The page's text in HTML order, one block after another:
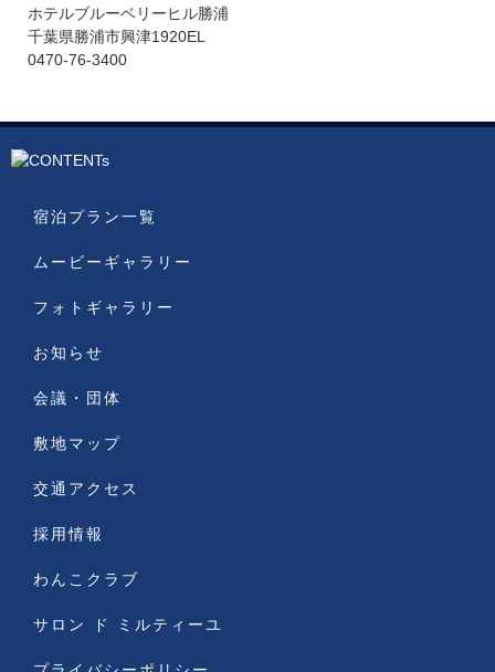
ホテルブルーベリーヒル勝浦
千葉県勝浦市興津1920EL
0470-76-3400
宿泊プラン一覧
ムービーギャラリー
フォトギャラリー
お知らせ
会議・団体
敷地マップ
交通アクセス
採用情報
わんこクラブ
サロン ド ミルティーユ